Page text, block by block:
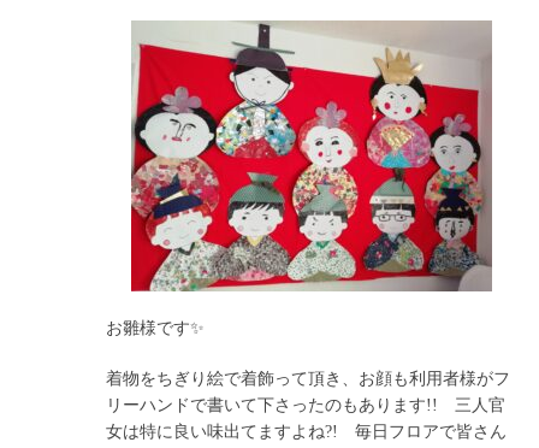
お雛様です✨
着物をちぎり絵で着飾って頂き、お顔も利用者様がフ
リーハンドで書いて下さったのもあります!! 三人官
女は特に良い味出てますよね?! 毎日フロアで皆さん